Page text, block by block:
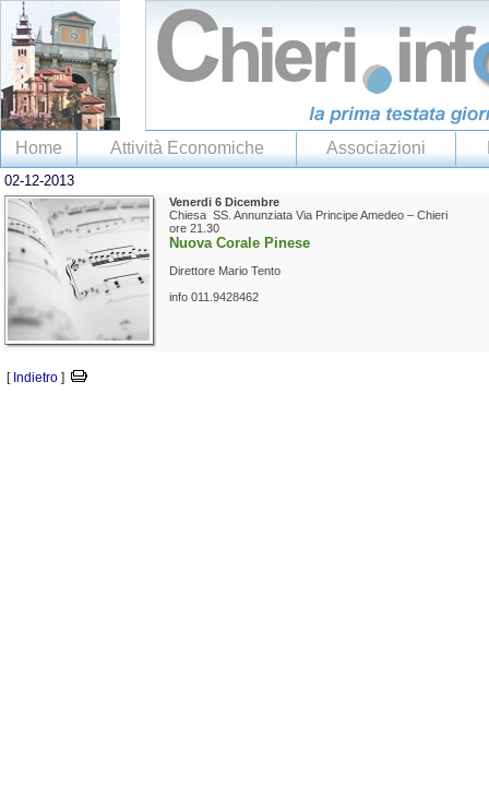
Home Attività Economiche Associazioni
02-12-2013
Venerdi 6 Dicembre
Chiesa SS. Annunziata Via Principe Amedeo – Chieri
ore 21.30
Nuova Corale Pinese
Direttore Mario Tento
info 011.9428462
[ Indietro ]